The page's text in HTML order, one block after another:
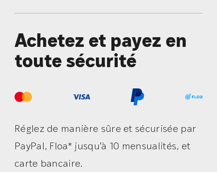
Achetez et payez en
toute sécurité
Réglez de manière sûre et sécurisée par
PayPal, Floa* jusqu’à 10 mensualités, et
carte bancaire.